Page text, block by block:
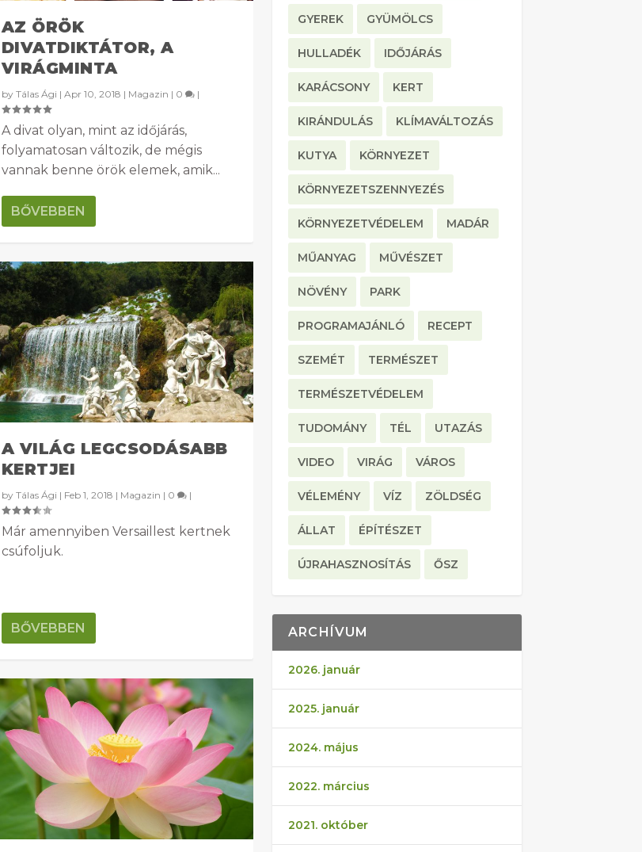
AZ ÖRÖK
DIVATDIKTÁTOR, A
VIRÁGMINTA
by Tálas Ági | Apr 10, 2018 | Magazin | 0 |
A divat olyan, mint az időjárás,
folyamatosan változik, de mégis
vannak benne örök elemek, amik...
BŐVEBBEN
A VILÁG LEGCSODÁSABB
KERTJEI
by Tálas Ági | Feb 1, 2018 | Magazin | 0 |
Már amennyiben Versaillest kertnek
csúfoljuk.
BŐVEBBEN
GYEREK GYÜMÖLCS
HULLADÉK IDŐJÁRÁS
KARÁCSONY KERT
KIRÁNDULÁS KLÍMAVÁLTOZÁS
KUTYA KÖRNYEZET
KÖRNYEZETSZENNYEZÉS
KÖRNYEZETVÉDELEM MADÁR
MŰANYAG MŰVÉSZET
NÖVÉNY PARK
PROGRAMAJÁNLÓ RECEPT
SZEMÉT TERMÉSZET
TERMÉSZETVÉDELEM
TUDOMÁNY TÉL UTAZÁS
VIDEO VIRÁG VÁROS
VÉLEMÉNY VÍZ ZÖLDSÉG
ÁLLAT ÉPÍTÉSZET
ÚJRAHASZNOSÍTÁS ŐSZ
ARCHÍVUM
2026. január
2025. január
2024. május
2022. március
2021. október